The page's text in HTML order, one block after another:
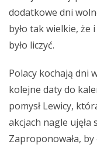
dodatkowe dni
było tak wielkie, że
było liczyć.
Polacy kochają dni
kolejne daty do
pomysł Lewicy,
akcjach nagle ujęła
Zaproponowała,